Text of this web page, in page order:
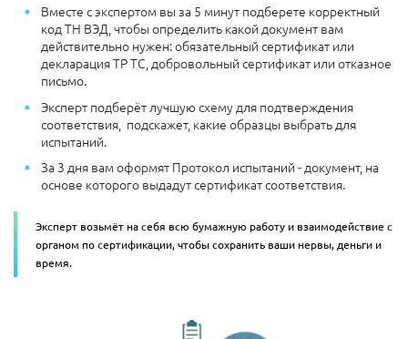
Вместе с экспертом вы за 5 минут подберете корректный
код ТН ВЭД, чтобы определить какой документ вам
действительно нужен: обязательный сертификат или
декларация ТР ТС, добровольный сертификат или отказное
письмо.
Эксперт подберёт лучшую схему для подтверждения
соответствия, подскажет, какие образцы выбрать для
испытаний.
За 3 дня вам оформят Протокол испытаний - документ, на
основе которого выдадут сертификат соответствия.
Эксперт возьмёт на себя всю бумажную работу и взаимодействие с
органом по сертификации, чтобы сохранить ваши нервы, деньги и
время.